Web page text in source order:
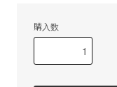
購入数